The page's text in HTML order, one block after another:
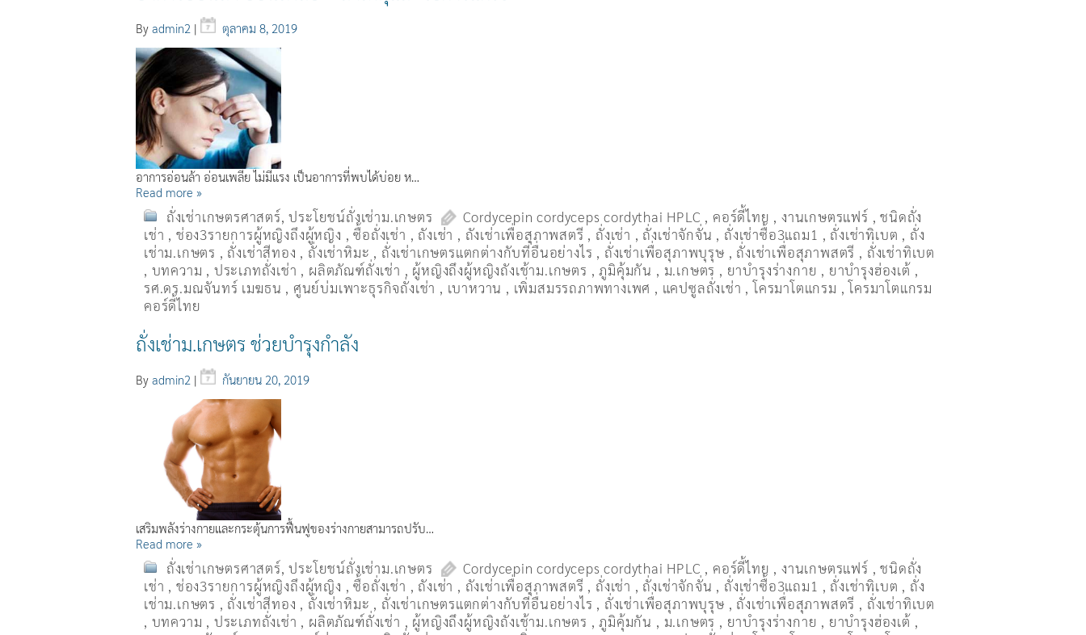
By admin2 | ตุลาคม 8, 2019
อาการอ่อนล้า อ่อนเพลีย ไม่มีแรง เป็นอาการที่พบได้บ่อย ห…
Read more »
ถั่งเช่าเกษตรศาสตร์,ประโยชน์ถั่งเช่าม.เกษตร Cordycepin cordyceps cordythai HPLC , คอร์ดี้ไทย ,งานเกษตรแฟร์ ,ชนิดถั่ง
เช่า , ช่อง3รายการผู้หญิงถึงผู้หญิง ,ซื้อถั่งเช่า , ถังเช่า , ถังเช่าเพื่อสุภาพสตรี , ถั่งเช่า , ถั่งเช่าจักจั่น , ถั่งเช่าซื้อ3แถม1 , ถั่งเช่าทิเบต , ถั่ง
เช่าม.เกษตร , ถั่งเช่าสีทอง , ถั่งเช่าหิมะ , ถั่งเช่าเกษตรแตกต่างกับที่อื่นอย่างไร , ถั่งเช่าเพื่อสุภาพบุรุษ , ถั่งเช่าเพื่อสุภาพสตรี , ถั่่งเช่าทิเบต
, บทความ , ประเภทถั่งเช่า , ผลิตภัณฑ์ถั่งเช่า , ผู้หญิงถึงผู้หญิงถังเช้าม.เกษตร ,ภูมิคุ้มกัน , ม.เกษตร , ยาบำรุงร่างกาย , ยาบำรุงฮ่องเต้ ,
รศ.ดร.มณจันทร์ เมฆธน , ศูนย์บ่มเพาะธุรกิจถั่งเช่า , เบาหวาน , เพิ่มสมรรถภาพทางเพศ , แคปซูลถั่งเช่า ,โครมาโตแกรม ,โครมาโตแกรม
คอร์ดี้ไทย
ถั่งเช่าม.เกษตร ช่วยบำรุงกำลัง
By admin2 | กันยายน 20, 2019
เสริมพลังร่างกายและกระตุ้นการฟื้นฟูของร่างกายสามารถปรับ…
Read more »
ถั่งเช่าเกษตรศาสตร์,ประโยชน์ถั่งเช่าม.เกษตร Cordycepin cordyceps cordythai HPLC , คอร์ดี้ไทย ,งานเกษตรแฟร์ ,ชนิดถั่ง
เช่า , ช่อง3รายการผู้หญิงถึงผู้หญิง ,ซื้อถั่งเช่า , ถังเช่า , ถังเช่าเพื่อสุภาพสตรี , ถั่งเช่า , ถั่งเช่าจักจั่น , ถั่งเช่าซื้อ3แถม1 , ถั่งเช่าทิเบต , ถั่ง
เช่าม.เกษตร , ถั่งเช่าสีทอง , ถั่งเช่าหิมะ , ถั่งเช่าเกษตรแตกต่างกับที่อื่นอย่างไร , ถั่งเช่าเพื่อสุภาพบุรุษ , ถั่งเช่าเพื่อสุภาพสตรี , ถั่่งเช่าทิเบต
, บทความ , ประเภทถั่งเช่า , ผลิตภัณฑ์ถั่งเช่า , ผู้หญิงถึงผู้หญิงถังเช้าม.เกษตร ,ภูมิคุ้มกัน , ม.เกษตร , ยาบำรุงร่างกาย , ยาบำรุงฮ่องเต้ ,